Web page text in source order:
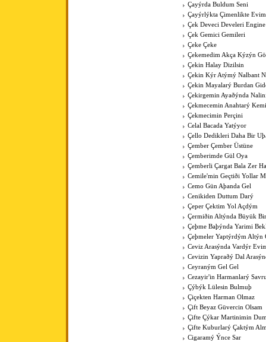
Çayýrda Buldum Seni
Çayýrlýkta Çimenlikte
Çek Deveci Develeri Engine
Çek Gemici Gemileri
Çeke Çeke
Çekemedim Akça Kýzýn
Çekin Halay Dizilsin
Çekin Kýr Atýmý Nalbant
Çekin Mayalarý Burdan
Çekirgemin Ayaðýnda
Çekmecemin Anahtarý
Çekmecimin Perçini
Celal Bacada Yatýyor
Çello Dedikleri Daha Bir
Çember Çember Üstüne
Çemberimde Gül Oya
Çemberli Çargat Bala Zer
Cemile'min Geçtiði Yollar
Cemo Gün Aþanda Gel
Cenikiden Duttum Darý
Çeper Çektim Yol Açdým
Çermiðin Altýnda Büyük
Çeþme Baþýnda Yarimi
Çeþmeler Yaptýrdým Altýn
Ceviz Arasýnda Vardýr
Cevizin Yapraðý Dal
Ceyraným Gel Gel
Cezayir'in Harmanlarý
Çýbýk Lülesin Bulmuþ
Çiçekten Harman Olmaz
Çift Beyaz Güvercin Olsam
Çifte Çýkar Martinimin
Çifte Kuburlarý Çaktým
Cigaramý Ýnce Sar